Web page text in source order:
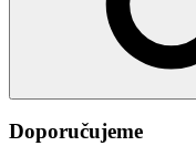
Doporučujeme